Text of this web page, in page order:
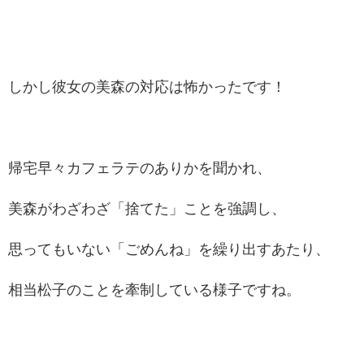
しかし彼女の美森の対応は怖かったです！
帰宅早々カフェラテのありかを聞かれ、
美森がわざわざ「捨てた」ことを強調し、
思ってもいない「ごめんね」を繰り出すあたり、
相当松子のことを牽制している様子ですね。